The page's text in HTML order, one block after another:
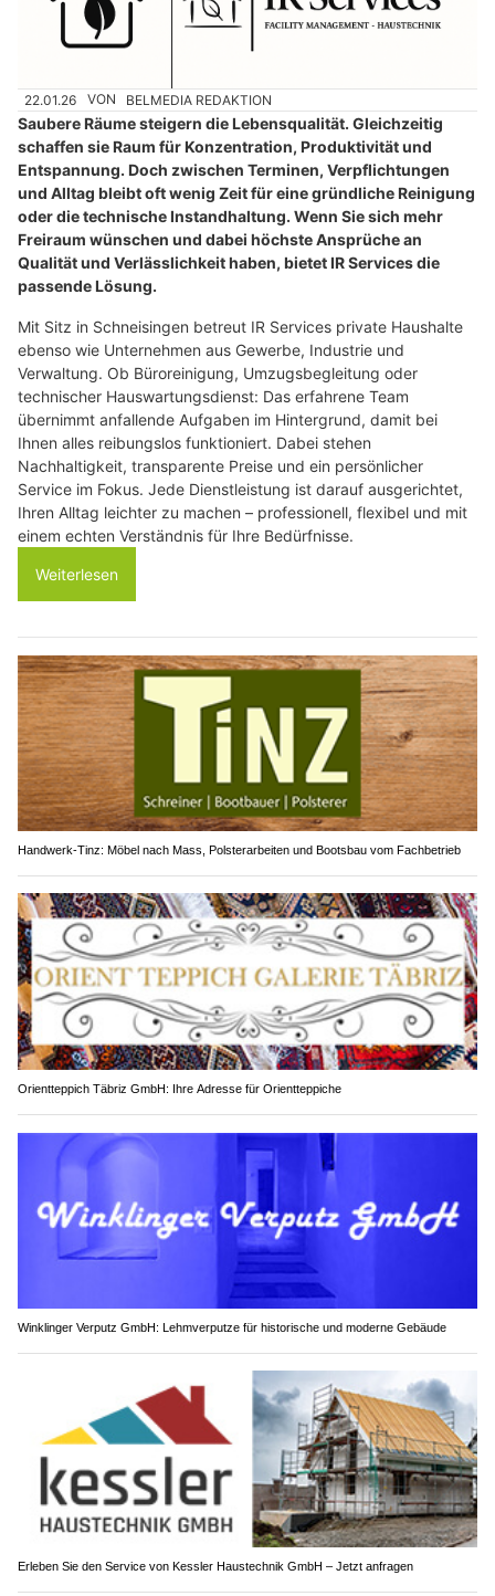
22.01.26 VON BELMEDIA REDAKTION
Saubere Räume steigern die Lebensqualität. Gleichzeitig
schaffen sie Raum für Konzentration, Produktivität und
Entspannung. Doch zwischen Terminen, Verpflichtungen
und Alltag bleibt oft wenig Zeit für eine gründliche Reinigung
oder die technische Instandhaltung. Wenn Sie sich mehr
Freiraum wünschen und dabei höchste Ansprüche an
Qualität und Verlässlichkeit haben, bietet IR Services die
passende Lösung.
Mit Sitz in Schneisingen betreut IR Services private Haushalte
ebenso wie Unternehmen aus Gewerbe, Industrie und
Verwaltung. Ob Büroreinigung, Umzugsbegleitung oder
technischer Hauswartungsdienst: Das erfahrene Team
übernimmt anfallende Aufgaben im Hintergrund, damit bei
Ihnen alles reibungslos funktioniert. Dabei stehen
Nachhaltigkeit, transparente Preise und ein persönlicher
Service im Fokus. Jede Dienstleistung ist darauf ausgerichtet,
Ihren Alltag leichter zu machen – professionell, flexibel und mit
einem echten Verständnis für Ihre Bedürfnisse.
Weiterlesen
Handwerk-Tinz: Möbel nach Mass, Polsterarbeiten und Bootsbau vom Fachbetrieb
Orientteppich Täbriz GmbH: Ihre Adresse für Orientteppiche
Winklinger Verputz GmbH: Lehmverputze für historische und moderne Gebäude
Erleben Sie den Service von Kessler Haustechnik GmbH – Jetzt anfragen